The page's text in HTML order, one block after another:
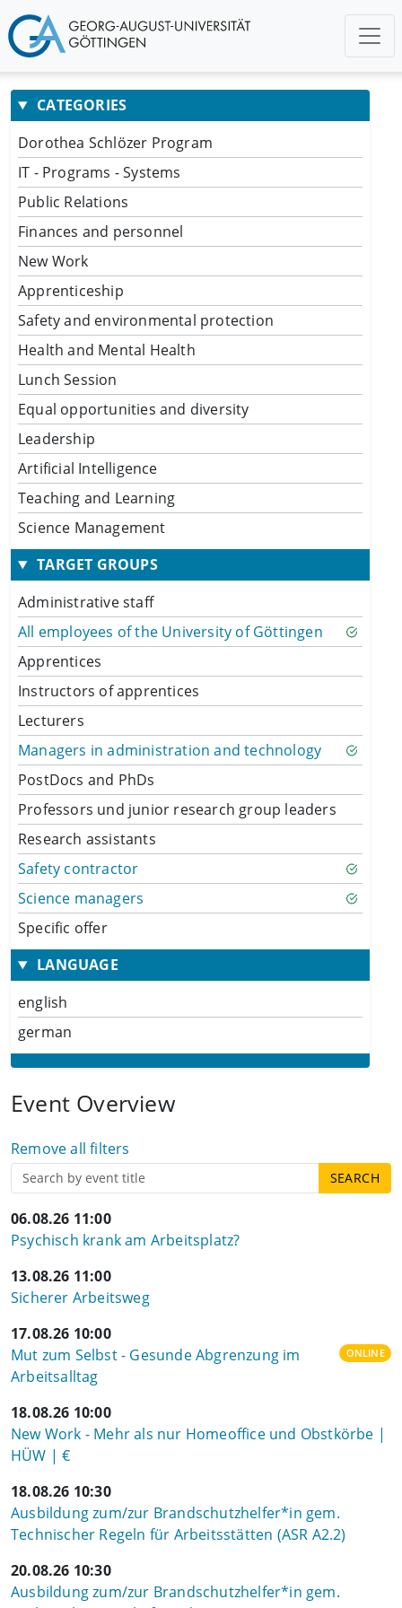
CATEGORIES
Dorothea Schlözer Program
IT - Programs - Systems
Public Relations
Finances and personnel
New Work
Apprenticeship
Safety and environmental protection
Health and Mental Health
Lunch Session
Equal opportunities and diversity
Leadership
Artificial Intelligence
Teaching and Learning
Science Management
TARGET GROUPS
Administrative staff
All employees of the University of Göttingen
Apprentices
Instructors of apprentices
Lecturers
Managers in administration and technology
PostDocs and PhDs
Professors und junior research group leaders
Research assistants
Safety contractor
Science managers
Specific offer
LANGUAGE
english
german
Event Overview
Remove all filters
06.08.26 11:00
Psychisch krank am Arbeitsplatz?
13.08.26 11:00
Sicherer Arbeitsweg
17.08.26 10:00
Mut zum Selbst - Gesunde Abgrenzung im
Arbeitsalltag
ONLINE
18.08.26 10:00
New Work - Mehr als nur Homeoffice und Obstkörbe |
HÜW | €
18.08.26 10:30
Ausbildung zum/zur Brandschutzhelfer*in gem.
Technischer Regeln für Arbeitsstätten (ASR A2.2)
20.08.26 10:30
Ausbildung zum/zur Brandschutzhelfer*in gem.